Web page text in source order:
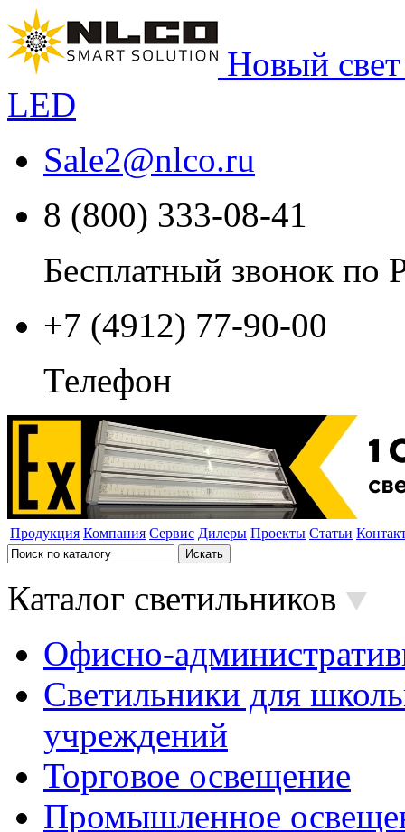
Новый
LED
Sale2@nlco.ru
8 (800) 333-08-41
Бесплатный звонок по
+7 (4912) 77-90-00
Телефон
Продукция Компания Сервис Дилеры Проекты Статьи
Каталог светильников
Офисно-
Светильники для
учреждений
Торговое освещение
Промышленное